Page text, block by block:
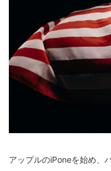
アップルのiPoneを始め、